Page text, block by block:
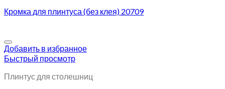
Кромка для плинтуса (без клея) 20709
Добавить в избранное
Быстрый просмотр
Плинтус для столешниц